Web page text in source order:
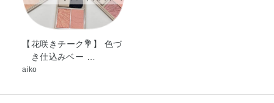
メチコノール・スクワラン・テトラエチルヘキサン酸ペン
タエリスリチル・トリエチルヘキサノイン・ハイドロゲン
ジメチコン・合成ワックス・酸化スズ・水・水酸化Al・フ
ェノキシエタノール・グンジョウ・マイカ・酸化チタン・
酸化亜鉛・酸化鉄・黄4・赤202・赤226
【花咲きチーク💐】 色づ
き仕込みベー …
aiko